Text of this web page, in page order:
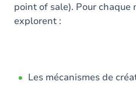
point of sale). Pour
explorent :
Les mécanismes de